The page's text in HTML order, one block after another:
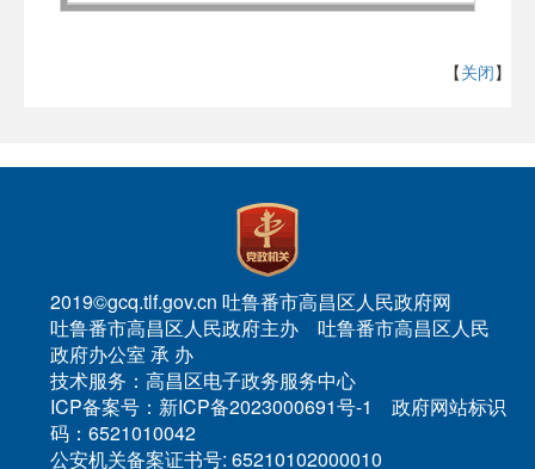
【关闭】
2019©gcq.tlf.gov.cn 吐鲁番市高昌区人民政府网
吐鲁番市高昌区人民政府主办 吐鲁番市高昌区人民
政府办公室 承 办
技术服务：高昌区电子政务服务中心
ICP备案号：新ICP备2023000691号-1 政府网站标识
码：6521010042
公安机关备案证书号: 65210102000010